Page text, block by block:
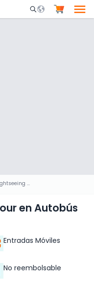
Mobile Search
City Sightseeing York Tour en Autobús Hop-On Hop-Off
en Autobús
Entradas Móviles
No reembolsable